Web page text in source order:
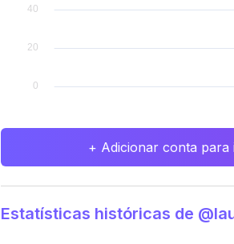
+ Adicionar conta para
Estatísticas históricas de